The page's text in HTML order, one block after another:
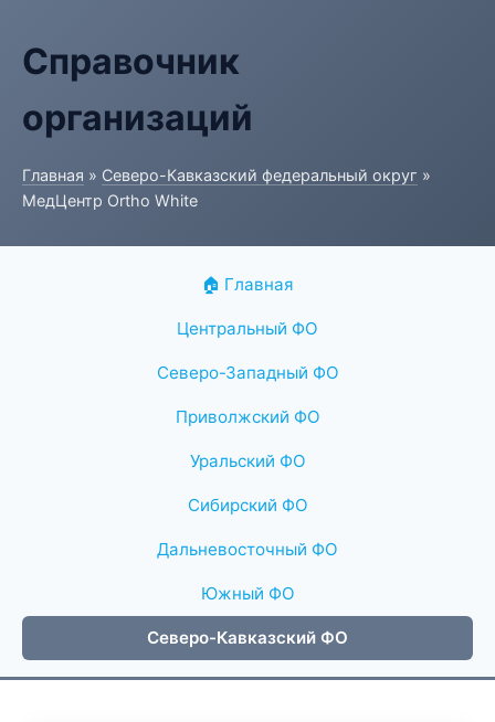
Справочник
организаций
Главная » Северо-Кавказский федеральный округ »
МедЦентр Ortho White
🏠 Главная
Центральный ФО
Северо-Западный ФО
Приволжский ФО
Уральский ФО
Сибирский ФО
Дальневосточный ФО
Южный ФО
Северо-Кавказский ФО